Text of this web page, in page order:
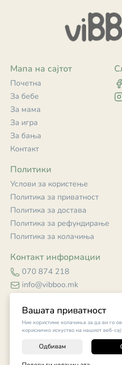
Вашата приватност
Ние користиме колачиња за да ви го
корисничко искуство на нашиот веб-
Одбивам
Мапа на сајтот
Почетна
За бебе
За мама
За игра
За бања
Контакт
Политики
Услови за користење
Политика за приватност
Политика за достава
Политика за рефундирање
Политика за колачиња
Контакт информации
070 874 218
info@vibboo.mk